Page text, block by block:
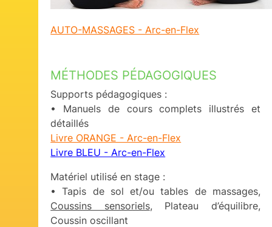
AUTO-MASSAGES - Arc-en-Flex
MÉTHODES PÉDAGOGIQUES
Supports pédagogiques :
• Manuels de cours complets illustrés et
détaillés
Livre ORANGE - Arc-en-Flex
Livre BLEU - Arc-en-Flex
Matériel utilisé en stage :
• Tapis de sol et/ou tables de massages,
Coussins sensoriels, Plateau d’équilibre,
Coussin oscillant